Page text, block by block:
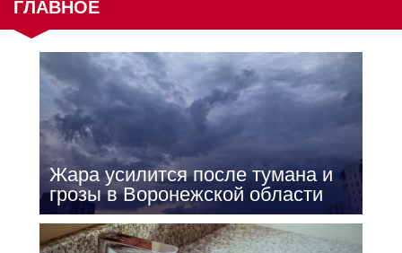
ГЛАВНОЕ
Жара усилится после тумана и
грозы в Воронежской области